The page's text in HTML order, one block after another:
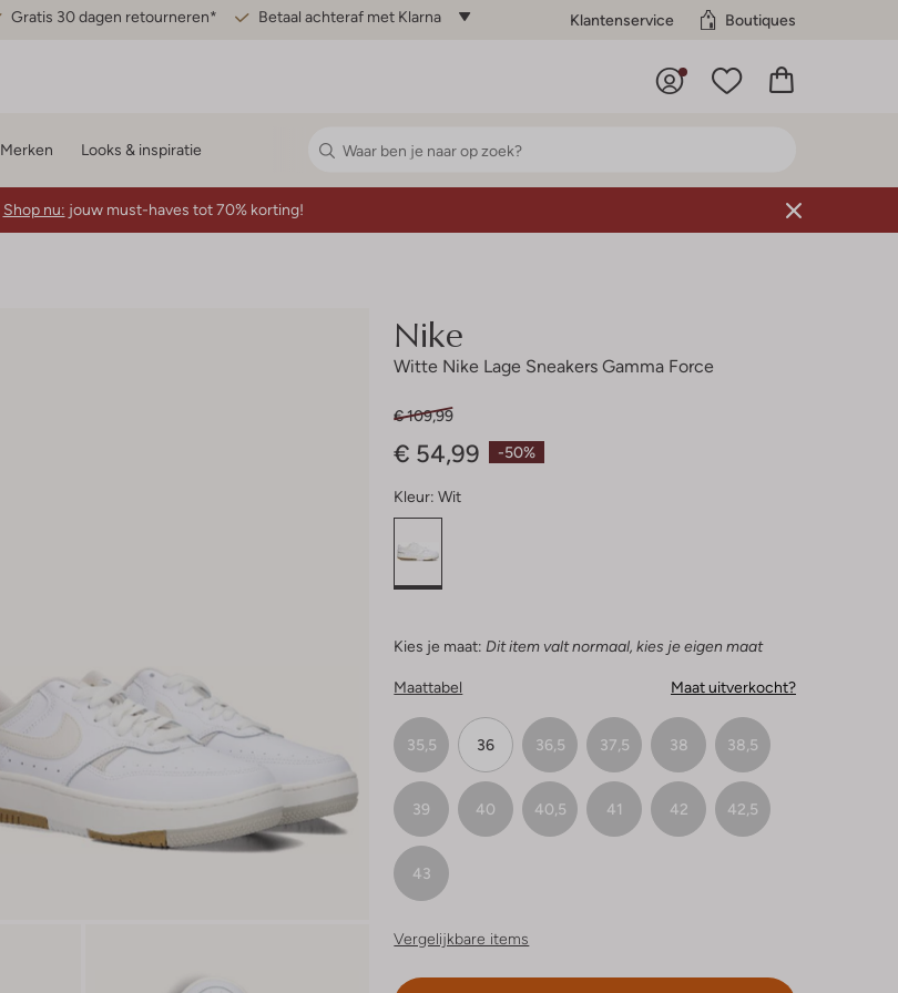
Gratis 30 dagen retourneren* Betaal achteraf met Klarna Klantenservice Boutiques
Merken Looks & inspiratie
Shop nu: jouw must-haves tot 70% korting!
Nike
Witte Nike Lage Sneakers Gamma Force
-50%
€ 109,99
€ 54,99
Kleur: Wit
Kies je maat: Dit item valt normaal, kies je eigen maat
Maattabel Maat uitverkocht?
35,5 36 36,5 37,5 38 38,5
39 40 40,5 41 42 42,5
43
Vergelijkbare items